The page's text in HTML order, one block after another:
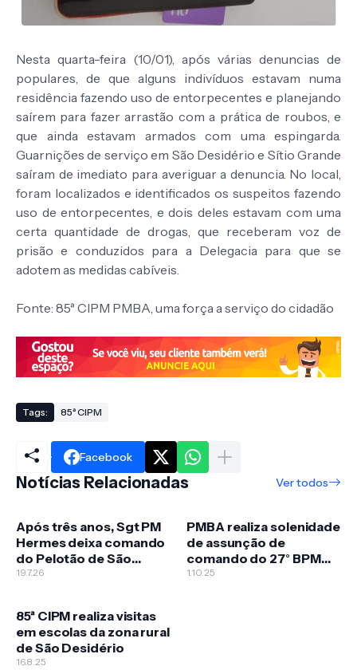
Nesta quarta-feira (10/01), após várias denuncias de
populares, de que alguns indivíduos estavam numa
residência fazendo uso de entorpecentes e planejando
saírem para fazer arrastão com a prática de roubos, e
que ainda estavam armados com uma espingarda.
Guarnições de serviço em São Desidério e Sítio Grande
saíram de imediato para averiguar a denuncia. No local,
foram localizados e identificados os suspeitos fazendo
uso de entorpecentes, e dois deles estavam com uma
certa quantidade de drogas, que receberam voz de
prisão e conduzidos para a Delegacia para que se
adotem as medidas cabíveis.
Fonte: 85ª CIPM PMBA, uma força a serviço do cidadão
Tags: 85ª CIPM
Facebook
Notícias Relacionadas Ver todos
Após três anos, Sgt PM
Hermes deixa comando
do Pelotão de São
Desidério para assumir
19.7.26
PMBA realiza solenidade
de assunção de
comando do 27° BPM
em Luís Eduardo
1.10.25
85ª CIPM realiza visitas
em escolas da zona rural
de São Desidério
16.8.25